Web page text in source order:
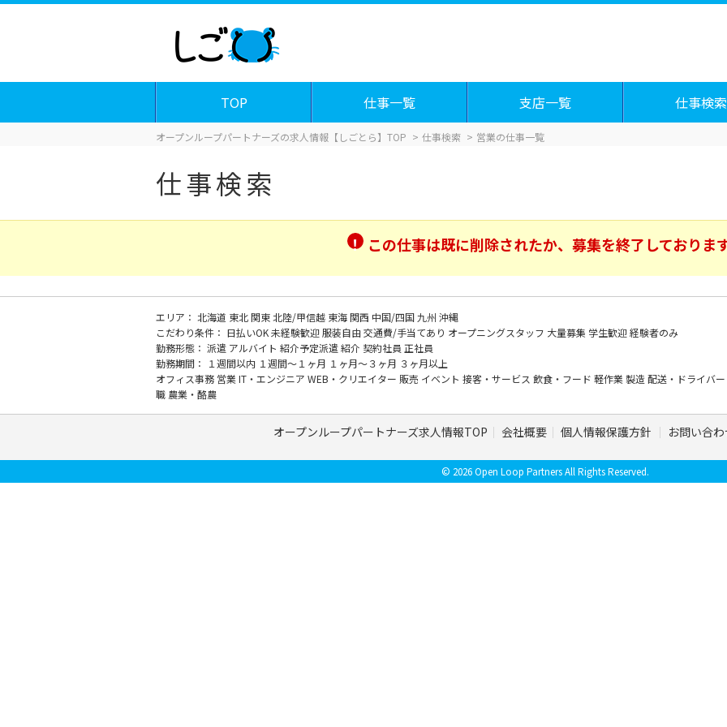
TOP 仕事一覧 支店一覧 仕事検索
オープンループパートナーズの求人情報【しごとら】TOP 仕事検索 営業の仕事一覧
仕事検索
この仕事は既に削除されたか、募集を終了しております
エリア： 北海道 東北関東北陸/甲信越 東海関西 中国/四国九州 沖縄
こだわり条件： 日払いOK未経験歓迎服装自由交通費/手当てあり オープニングスタッフ 大量募集 学生歓迎経験者のみ
勤務形態： 派遣 アルバイト 紹介予定派遣紹介 契約社員 正社員
勤務期間：
１週間以内 １週間～１ヶ月 １ヶ月～３ヶ月 ３ヶ月以上
オフィス事務 営業IT・エンジニア WEB・クリエイター 販売 イベント 接客・サービス 飲食・フード 軽作業製造配送・ドライバー
職 農業・酪農
オープンループパートナーズ求人情報TOP 会社概要 個人情報保護方針 お問い合わ
© 2026 Open Loop Partners All Rights Reserved.